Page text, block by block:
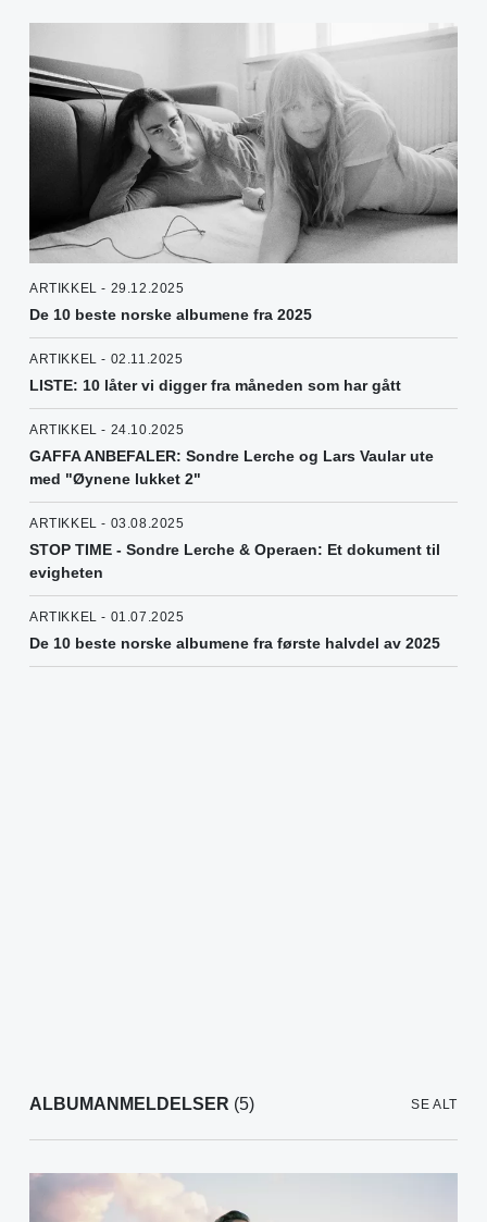
ARTIKKEL - 29.12.2025
De 10 beste norske albumene fra 2025
ARTIKKEL - 02.11.2025
LISTE: 10 låter vi digger fra måneden som har gått
ARTIKKEL - 24.10.2025
GAFFA ANBEFALER: Sondre Lerche og Lars Vaular ute
med "Øynene lukket 2"
ARTIKKEL - 03.08.2025
STOP TIME - Sondre Lerche & Operaen: Et dokument til
evigheten
ARTIKKEL - 01.07.2025
De 10 beste norske albumene fra første halvdel av 2025
ALBUMANMELDELSER (5) SE ALT